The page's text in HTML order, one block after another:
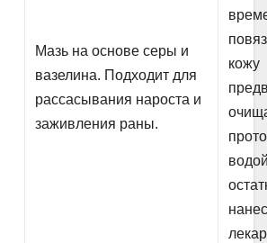
Мазь на основе серы и
вазелина. Подходит для
рассасывания нароста и
заживления раны.
кожу